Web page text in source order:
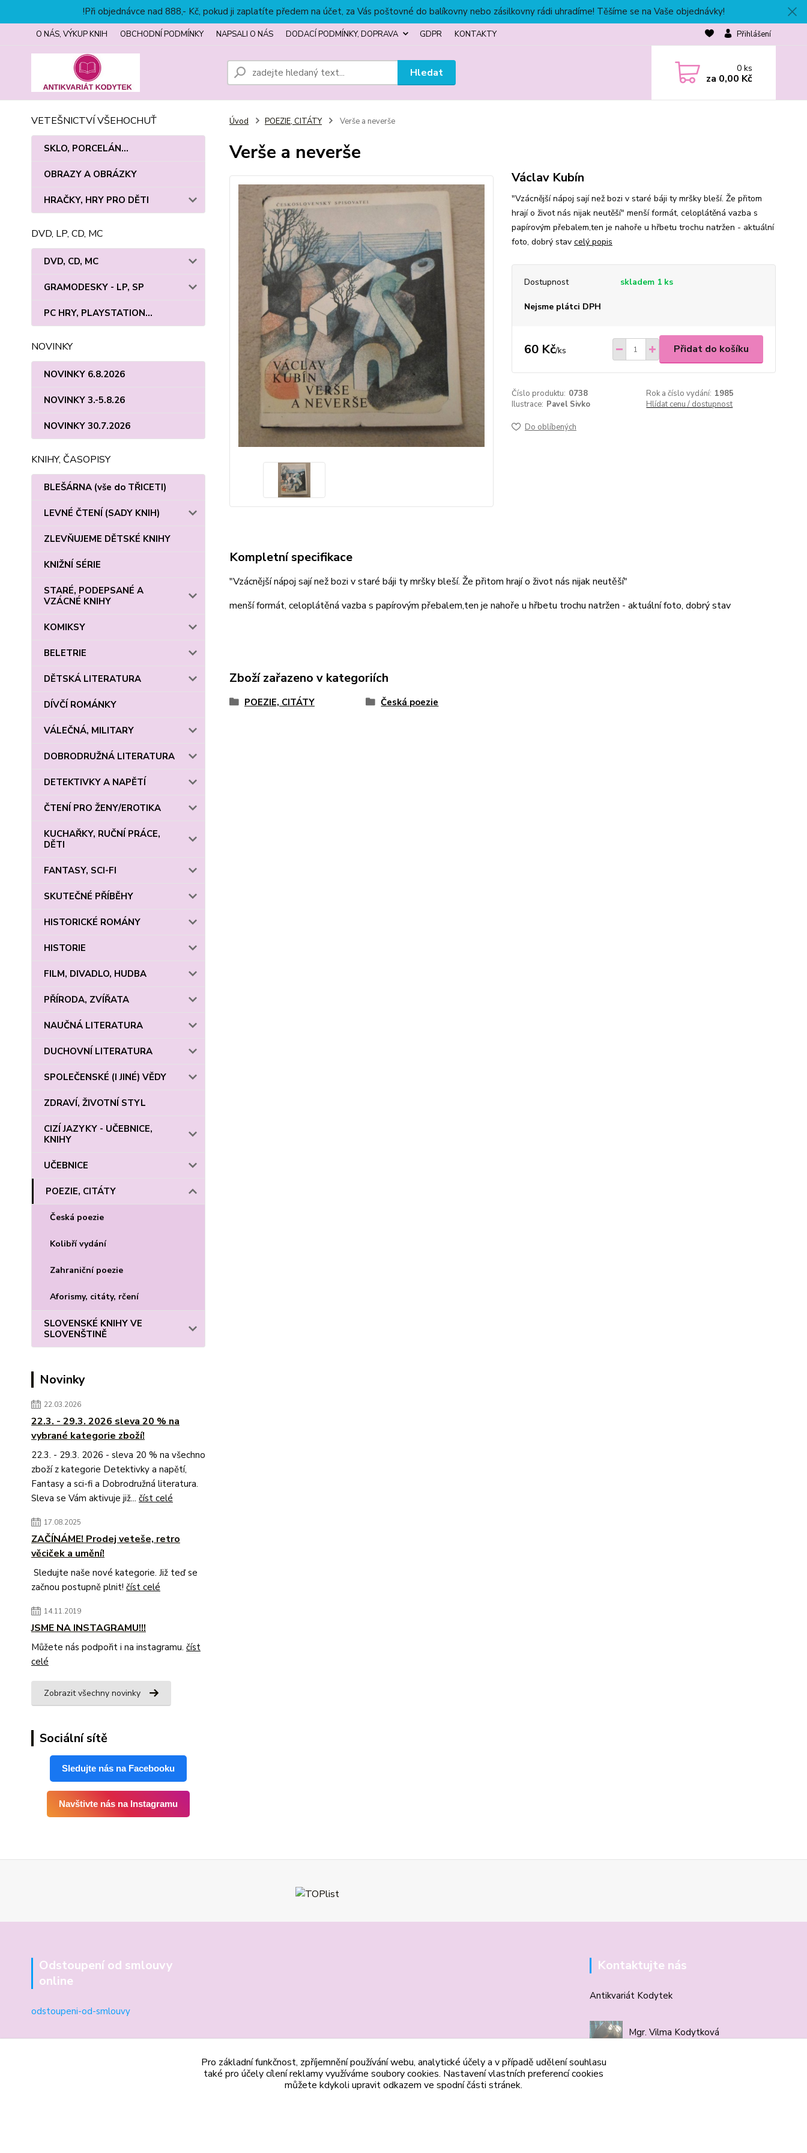
!Při objednávce nad 888,- Kč, pokud ji zaplatíte předem na účet, za Vás poštovné do balíkovny nebo zásilkovny rádi uhradíme! Těšíme se na Vaše objednávky!
O NÁS, VÝKUP KNIH OBCHODNÍ PODMÍNKY NAPSALI O NÁS DODACÍ PODMÍNKY, DOPRAVA GDPR KONTAKTY Přihlášení
Hledat 0ks
za 0,00 Kč
VETEŠNICTVÍ VŠEHOCHUŤ
SKLO, PORCELÁN...
OBRAZY A OBRÁZKY
HRAČKY, HRY PRO DĚTI
DVD, LP, CD, MC
DVD, CD, MC
GRAMODESKY - LP, SP
PC HRY, PLAYSTATION...
NOVINKY
NOVINKY 6.8.2026
NOVINKY 3.-5.8.26
NOVINKY 30.7.2026
KNIHY, ČASOPISY
BLEŠÁRNA (vše do TŘICETI)
LEVNÉ ČTENÍ (SADY KNIH)
ZLEVŇUJEME DĚTSKÉ KNIHY
KNIŽNÍ SÉRIE
STARÉ, PODEPSANÉ A
VZÁCNÉ KNIHY
KOMIKSY
BELETRIE
DĚTSKÁ LITERATURA
DÍVČÍ ROMÁNKY
VÁLEČNÁ, MILITARY
DOBRODRUŽNÁ LITERATURA
DETEKTIVKY A NAPĚTÍ
ČTENÍ PRO ŽENY/EROTIKA
KUCHAŘKY, RUČNÍ PRÁCE,
DĚTI
FANTASY, SCI-FI
SKUTEČNÉ PŘÍBĚHY
HISTORICKÉ ROMÁNY
HISTORIE
FILM, DIVADLO, HUDBA
PŘÍRODA, ZVÍŘATA
NAUČNÁ LITERATURA
DUCHOVNÍ LITERATURA
SPOLEČENSKÉ (I JINÉ) VĚDY
ZDRAVÍ, ŽIVOTNÍ STYL
CIZÍ JAZYKY - UČEBNICE,
KNIHY
UČEBNICE
POEZIE, CITÁTY
Česká poezie
Kolibří vydání
Zahraniční poezie
Aforismy, citáty, rčení
SLOVENSKÉ KNIHY VE
SLOVENŠTINĚ
Novinky
22.03.2026
22.3. - 29.3. 2026 sleva 20 % na
vybrané kategorie zboží!
22.3. - 29.3. 2026 - sleva 20 % na všechno
zboží z kategorie Detektivky a napětí,
Fantasy a sci-fi a Dobrodružná literatura.
Sleva se Vám aktivuje již... číst celé
17.08.2025
ZAČÍNÁME! Prodej veteše, retro
věciček a umění!
Sledujte naše nové kategorie. Již teď se
začnou postupně plnit! číst celé
14.11.2019
JSME NA INSTAGRAMU!!!
Můžete nás podpořit i na instagramu. číst
celé
Zobrazit všechny novinky
Sociální sítě
Sledujte nás na Facebooku
Navštivte nás na Instagramu
Úvod POEZIE, CITÁTY Verše a neverše
Verše a neverše
Václav Kubín
"Vzácnější nápoj sají než bozi v staré báji ty mršky bleší. Že přitom
hrají o život nás nijak neutěší" menší formát, celoplátěná vazba s
papírovým přebalem,ten je nahoře u hřbetu trochu natržen - aktuální
foto, dobrý stav celý popis
Dostupnost skladem 1 ks
Nejsme plátci DPH
60 Kč/ks Přidat do košíku
Číslo produktu: 0738 Rok a číslo vydání: 1985
Ilustrace: Pavel Sivko Hlídat cenu / dostupnost
Do oblíbených
Kompletní specifikace
"Vzácnější nápoj sají než bozi v staré báji ty mršky bleší. Že přitom hrají o život nás nijak neutěší"
menší formát, celoplátěná vazba s papírovým přebalem,ten je nahoře u hřbetu trochu natržen - aktuální foto, dobrý stav
Zboží zařazeno v kategoriích
POEZIE, CITÁTY Česká poezie
Odstoupení od smlouvy
online
odstoupeni-od-smlouvy
Kontaktujte nás
Antikvariát Kodytek
Mgr. Vilma Kodytková
Pro základní funkčnost, zpříjemnění používání webu, analytické účely a v případě udělení souhlasu
také pro účely cílení reklamy využíváme soubory cookies. Nastavení vlastních preferencí cookies
můžete kdykoli upravit odkazem ve spodní části stránek.